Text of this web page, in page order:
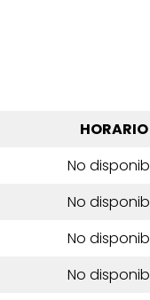
HORARIO
No
No
No
No